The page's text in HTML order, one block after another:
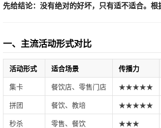
先给结论：没有绝对的好坏，只有适不适合。
一、主流活动形式对比
活动形式 适合场景 传播力
集卡 餐饮店、零售门店 ★★★★★
拼团 餐饮、教培 ★★★★★
秒杀 零售、餐饮 ★★★